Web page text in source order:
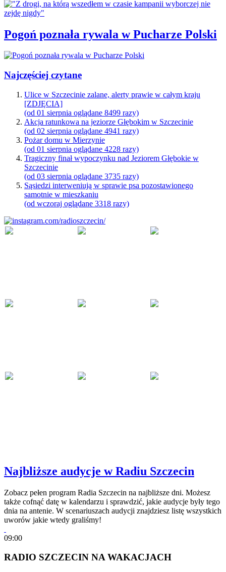
Pogoń poznała rywala w Pucharze Polski
Najczęściej czytane
Ulice w Szczecinie zalane, alerty prawie w całym kraju
[ZDJĘCIA]
(od 01 sierpnia oglądane 8499 razy)
Akcja ratunkowa na jeziorze Głębokim w Szczecinie
(od 02 sierpnia oglądane 4941 razy)
Pożar domu w Mierzynie
(od 01 sierpnia oglądane 4228 razy)
Tragiczny finał wypoczynku nad Jeziorem Głębokie w
Szczecinie
(od 03 sierpnia oglądane 3735 razy)
Sąsiedzi interweniują w sprawie psa pozostawionego
samotnie w mieszkaniu
(od wczoraj oglądane 3318 razy)
Najbliższe audycje w Radiu Szczecin
Zobacz pełen program Radia Szczecin na najbliższe dni. Możesz
także cofnąć datę w kalendarzu i sprawdzić, jakie audycje były tego
dnia na antenie. W scenariuszach audycji znajdziesz listę wszystkich
uworów jakie wtedy graliśmy!
09:00
RADIO SZCZECIN NA WAKACJACH